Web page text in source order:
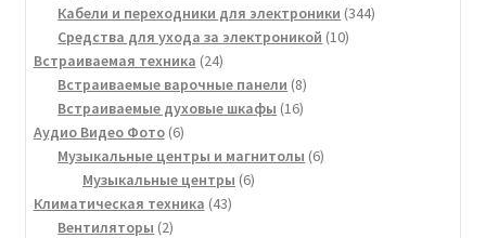
товаров
Кабели и переходники для электроники 344344
Средства для ухода за электроникой 1010
Встраиваемая техника 2424
товара
Встраиваемые варочные панели 88
товаров
Встраиваемые духовые шкафы 1616
Аудио Видео Фото 66
товаров
Музыкальные центры и магнитолы 66
Музыкальные центры 66
Климатическая техника 4343
Вентиляторы 22